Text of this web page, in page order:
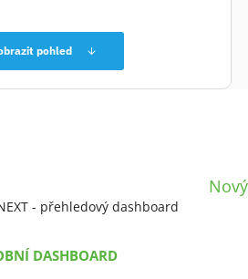
pohled
- přehledový dashboard
DASHBOARD